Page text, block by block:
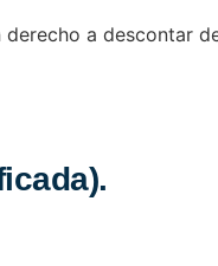
a descontar